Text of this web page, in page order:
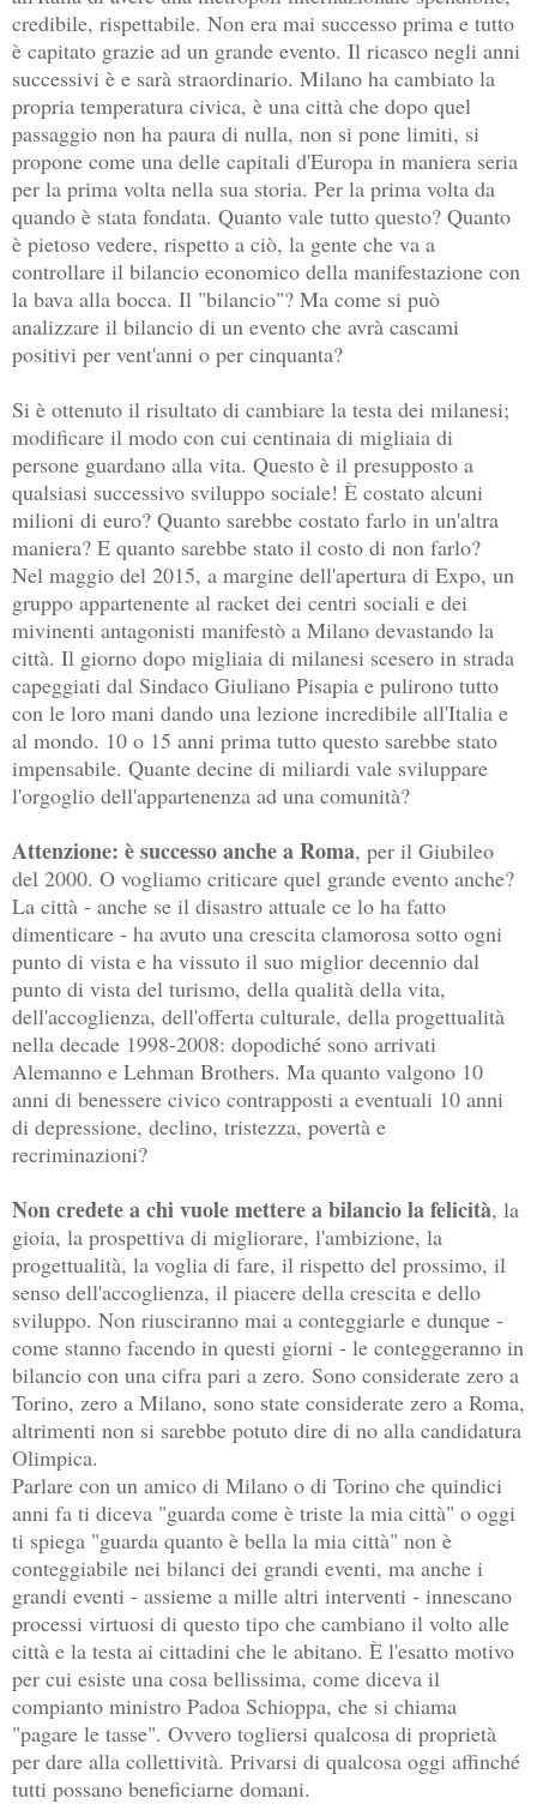
credibile, rispettabile. Non era mai successo prima e tutto
è capitato grazie ad un grande evento. Il ricasco negli anni
successivi è e sarà straordinario. Milano ha cambiato la
propria temperatura civica, è una città che dopo quel
passaggio non ha paura di nulla, non si pone limiti, si
propone come una delle capitali d'Europa in maniera seria
per la prima volta nella sua storia. Per la prima volta da
quando è stata fondata. Quanto vale tutto questo? Quanto
è pietoso vedere, rispetto a ciò, la gente che va a
controllare il bilancio economico della manifestazione con
la bava alla bocca. Il "bilancio"? Ma come si può
analizzare il bilancio di un evento che avrà cascami
positivi per vent'anni o per cinquanta?
Si è ottenuto il risultato di cambiare la testa dei milanesi;
modificare il modo con cui centinaia di migliaia di
persone guardano alla vita. Questo è il presupposto a
qualsiasi successivo sviluppo sociale! È costato alcuni
milioni di euro? Quanto sarebbe costato farlo in un'altra
maniera? E quanto sarebbe stato il costo di non farlo?
Nel maggio del 2015, a margine dell'apertura di Expo, un
gruppo appartenente al racket dei centri sociali e dei
mivinenti antagonisti manifestò a Milano devastando la
città. Il giorno dopo migliaia di milanesi scesero in strada
capeggiati dal Sindaco Giuliano Pisapia e pulirono tutto
con le loro mani dando una lezione incredibile all'Italia e
al mondo. 10 o 15 anni prima tutto questo sarebbe stato
impensabile. Quante decine di miliardi vale sviluppare
l'orgoglio dell'appartenenza ad una comunità?
Attenzione: è successo anche a Roma, per il Giubileo
del 2000. O vogliamo criticare quel grande evento anche?
La città - anche se il disastro attuale ce lo ha fatto
dimenticare - ha avuto una crescita clamorosa sotto ogni
punto di vista e ha vissuto il suo miglior decennio dal
punto di vista del turismo, della qualità della vita,
dell'accoglienza, dell'offerta culturale, della progettualità
nella decade 1998-2008: dopodiché sono arrivati
Alemanno e Lehman Brothers. Ma quanto valgono 10
anni di benessere civico contrapposti a eventuali 10 anni
di depressione, declino, tristezza, povertà e
recriminazioni?
Non credete a chi vuole mettere a bilancio la felicità, la
gioia, la prospettiva di migliorare, l'ambizione, la
progettualità, la voglia di fare, il rispetto del prossimo, il
senso dell'accoglienza, il piacere della crescita e dello
sviluppo. Non riusciranno mai a conteggiarle e dunque -
come stanno facendo in questi giorni - le conteggeranno in
bilancio con una cifra pari a zero. Sono considerate zero a
Torino, zero a Milano, sono state considerate zero a Roma,
altrimenti non si sarebbe potuto dire di no alla candidatura
Olimpica.
Parlare con un amico di Milano o di Torino che quindici
anni fa ti diceva "guarda come è triste la mia città" o oggi
ti spiega "guarda quanto è bella la mia città" non è
conteggiabile nei bilanci dei grandi eventi, ma anche i
grandi eventi - assieme a mille altri interventi - innescano
processi virtuosi di questo tipo che cambiano il volto alle
città e la testa ai cittadini che le abitano. È l'esatto motivo
per cui esiste una cosa bellissima, come diceva il
compianto ministro Padoa Schioppa, che si chiama
"pagare le tasse". Ovvero togliersi qualcosa di proprietà
per dare alla collettività. Privarsi di qualcosa oggi affinché
tutti possano beneficiarne domani.